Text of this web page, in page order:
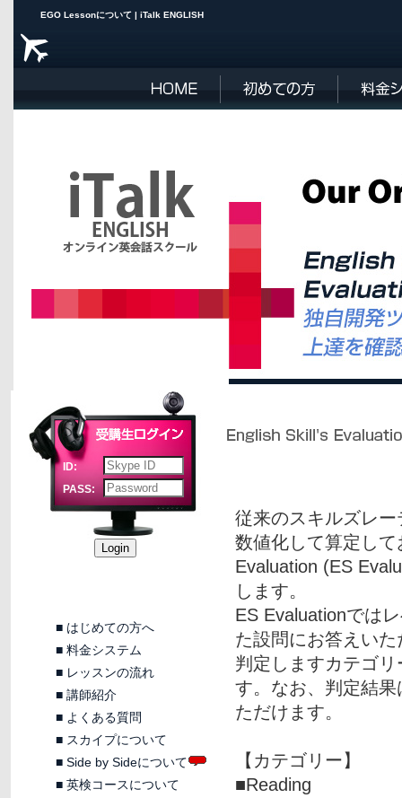
EGO Lessonについて | iTalk ENGLISH
ID:
PASS:
■ はじめての方へ
■ 料金システム
■ レッスンの流れ
■ 講師紹介
■ よくある質問
■ スカイプについて
■ Side by Sideについて
■ 英検コースについて
従来のスキルズレ
数値化して算定し
Evaluation (ES
します。
ES Evaluationでは
た設問にお答えい
判定しますカテゴ
す。なお、判定結
ただけます。
【カテゴリー】
■Reading